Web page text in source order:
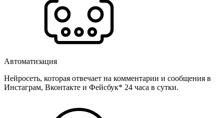
Автоматизация
Нейросеть, которая отвечает на комментарии и сообщения в
Инстаграм, Вконтакте и Фейсбук* 24 часа в сутки.